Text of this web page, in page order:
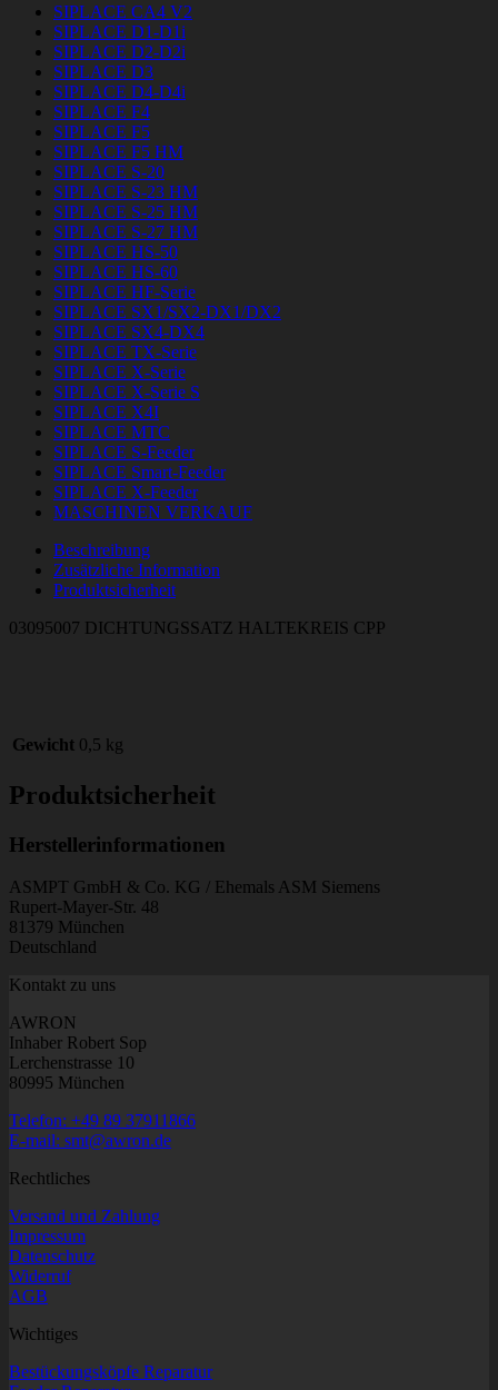
SIPLACE CA4 V2
SIPLACE D1-D1i
SIPLACE D2-D2i
SIPLACE D3
SIPLACE D4-D4i
SIPLACE F4
SIPLACE F5
SIPLACE F5 HM
SIPLACE S-20
SIPLACE S-23 HM
SIPLACE S-25 HM
SIPLACE S-27 HM
SIPLACE HS-50
SIPLACE HS-60
SIPLACE HF-Serie
SIPLACE SX1/SX2-DX1/DX2
SIPLACE SX4-DX4
SIPLACE TX-Serie
SIPLACE X-Serie
SIPLACE X-Serie S
SIPLACE X4I
SIPLACE MTC
SIPLACE S-Feeder
SIPLACE Smart-Feeder
SIPLACE X-Feeder
MASCHINEN VERKAUF
Beschreibung
Zusätzliche Information
Produktsicherheit
03095007 DICHTUNGSSATZ HALTEKREIS CPP
Gewicht 0,5 kg
Produktsicherheit
Herstellerinformationen
ASMPT GmbH & Co. KG / Ehemals ASM Siemens
Rupert-Mayer-Str. 48
81379 München
Deutschland
Kontakt zu uns
AWRON
Inhaber Robert Sop
Lerchenstrasse 10
80995 München
Telefon: +49 89 37911866
E-mail: smt@awron.de
Rechtliches
Versand und Zahlung
Impressum
Datenschutz
Widerruf
AGB
Wichtiges
Bestückungsköpfe Reparatur